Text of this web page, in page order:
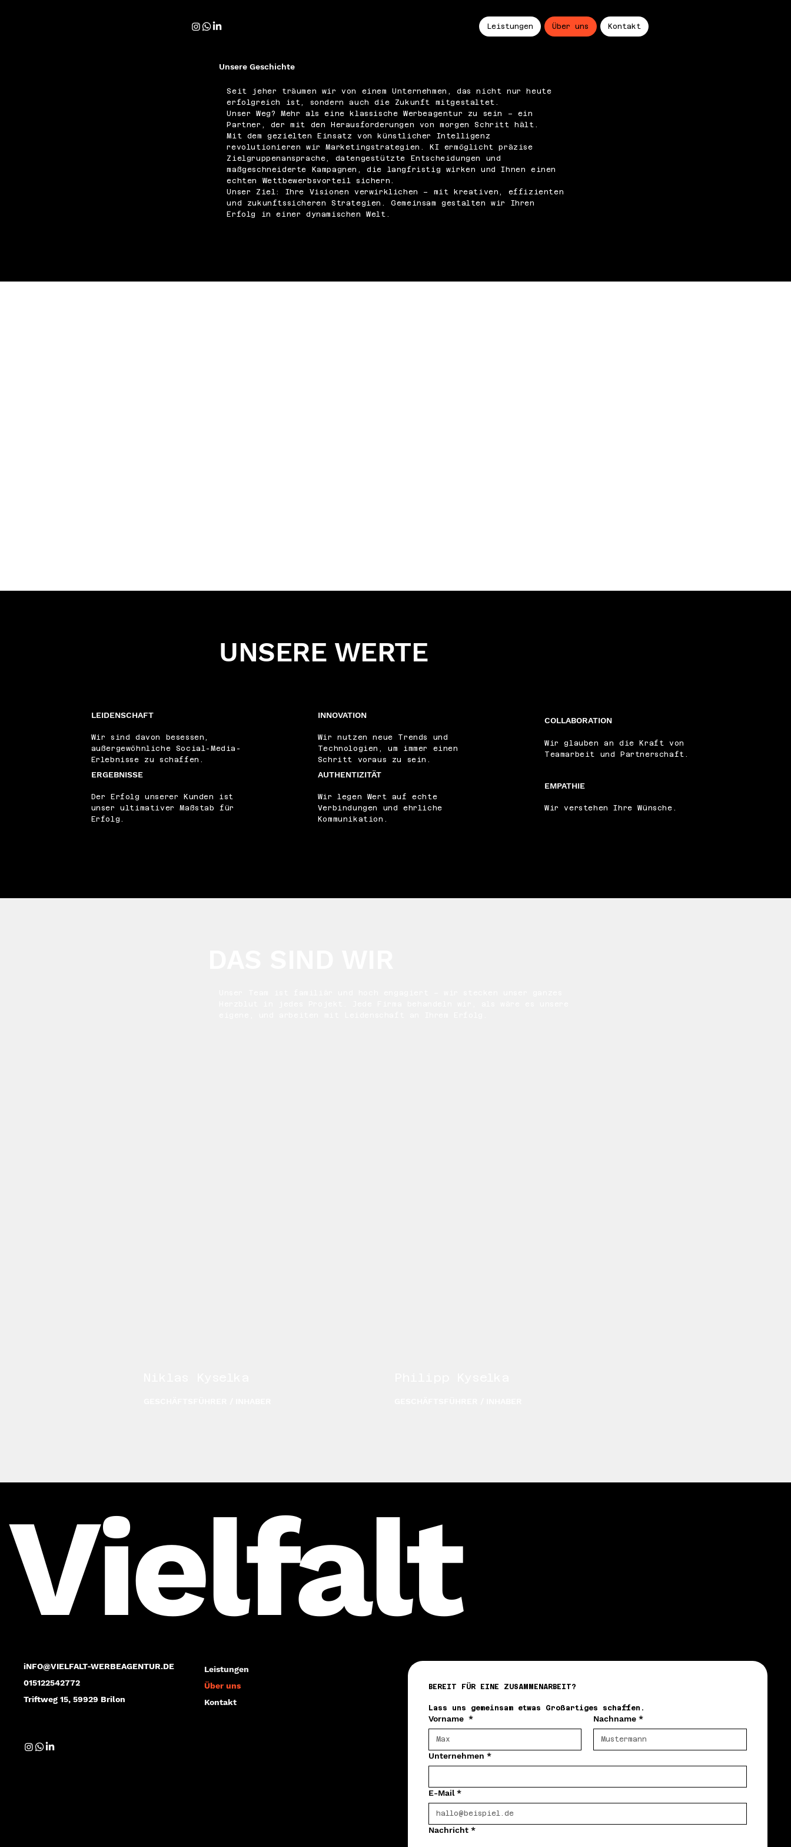
Leistungen Über uns Kontakt
Unsere Geschichte
Seit jeher träumen wir von einem Unternehmen, das nicht nur heute
erfolgreich ist, sondern auch die Zukunft mitgestaltet.
Unser Weg? Mehr als eine klassische Werbeagentur zu sein – ein
Partner, der mit den Herausforderungen von morgen Schritt hält.
Mit dem gezielten Einsatz von künstlicher Intelligenz
revolutionieren wir Marketingstrategien. KI ermöglicht präzise
Zielgruppenansprache, datengestützte Entscheidungen und
maßgeschneiderte Kampagnen, die langfristig wirken und Ihnen einen
echten Wettbewerbsvorteil sichern.
Unser Ziel: Ihre Visionen verwirklichen – mit kreativen, effizienten
und zukunftssicheren Strategien. Gemeinsam gestalten wir Ihren
Erfolg in einer dynamischen Welt.
UNSERE WERTE
LEIDENSCHAFT
Wir sind davon besessen,
außergewöhnliche Social-Media-
Erlebnisse zu schaffen.
INNOVATION
Wir nutzen neue Trends und
Technologien, um immer einen
Schritt voraus zu sein.
COLLABORATION
Wir glauben an die Kraft von
Teamarbeit und Partnerschaft.
ERGEBNISSE
Der Erfolg unserer Kunden ist
unser ultimativer Maßstab für
Erfolg.
AUTHENTIZITÄT
Wir legen Wert auf echte
Verbindungen und ehrliche
Kommunikation.
EMPATHIE
Wir verstehen Ihre Wünsche.
Vielfalt
iNFO@VIELFALT-WERBEAGENTUR.DE
015122542772
Triftweg 15, 59929 Brilon
Leistungen
Über uns
Kontakt
BEREIT FÜR EINE ZUSAMMENARBEIT?
Lass uns gemeinsam etwas Großartiges schaffen.
Vorname * Nachname *
Unternehmen *
E-Mail *
Nachricht *